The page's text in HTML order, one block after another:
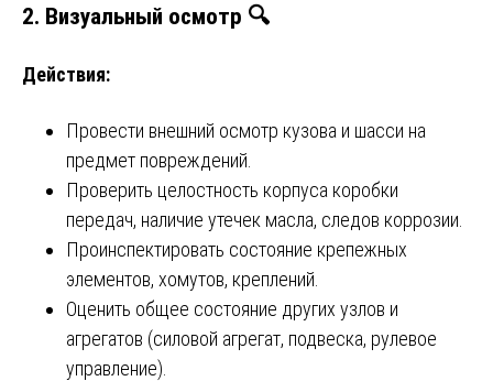
2. Визуальный осмотр 🔍
Действия:
Провести внешний осмотр кузова и шасси на
предмет повреждений.
Проверить целостность корпуса коробки
передач, наличие утечек масла, следов коррозии.
Проинспектировать состояние крепежных
элементов, хомутов, креплений.
Оценить общее состояние других узлов и
агрегатов (силовой агрегат, подвеска, рулевое
управление).